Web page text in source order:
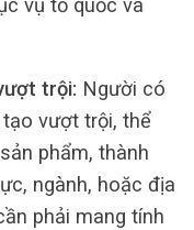
vụ tổ quốc và
trội: Người có
vượt trội, thể
phẩm, thành
ngành, hoặc địa
phải mang tính